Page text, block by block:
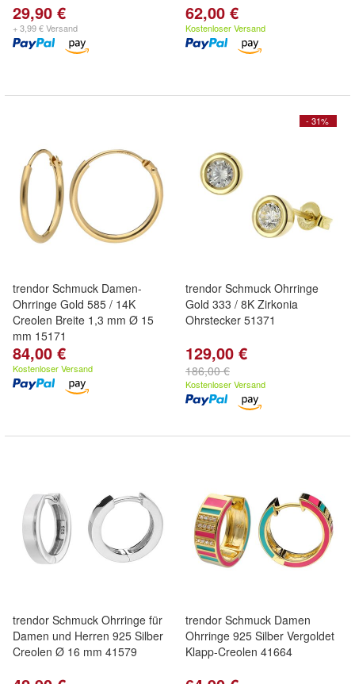
29,90 €
+ 3,99 € Versand
62,00 €
Kostenloser Versand
trendor Schmuck Damen-
Ohrringe Gold 585 / 14K
Creolen Breite 1,3 mm Ø 15
mm 15171
84,00 €
Kostenloser Versand
- 31%
trendor Schmuck Ohrringe
Gold 333 / 8K Zirkonia
Ohrstecker 51371
129,00 €
186,00 €
Kostenloser Versand
trendor Schmuck Ohrringe für
Damen und Herren 925 Silber
Creolen Ø 16 mm 41579
trendor Schmuck Damen
Ohrringe 925 Silber Vergoldet
Klapp-Creolen 41664